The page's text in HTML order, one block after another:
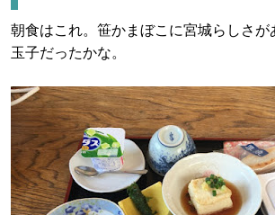
朝食はこれ。笹かまぼこに宮城らしさが
玉子だったかな。